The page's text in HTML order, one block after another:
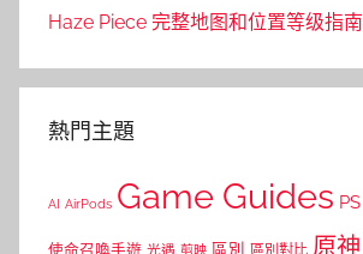
Haze Piece 完整地图和位置等级指南
熱門主題
AI AirPods Game Guides PS
使命召喚手遊 區別 區別對比 原神